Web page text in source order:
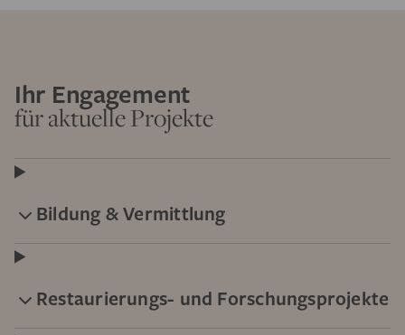
Ihr Engagement
für aktuelle Projekte
Bildung & Vermittlung
Restaurierungs- und Forschungsprojekte